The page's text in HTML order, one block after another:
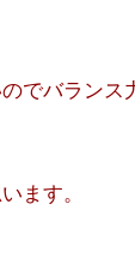
でバランス
ます。